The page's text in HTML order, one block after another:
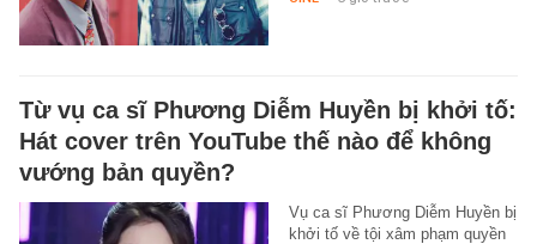
Từ vụ ca sĩ Phương Diễm Huyền bị khởi tố:
Hát cover trên YouTube thế nào để không
vướng bản quyền?
Vụ ca sĩ Phương Diễm Huyền bị
khởi tố về tội xâm phạm quyền